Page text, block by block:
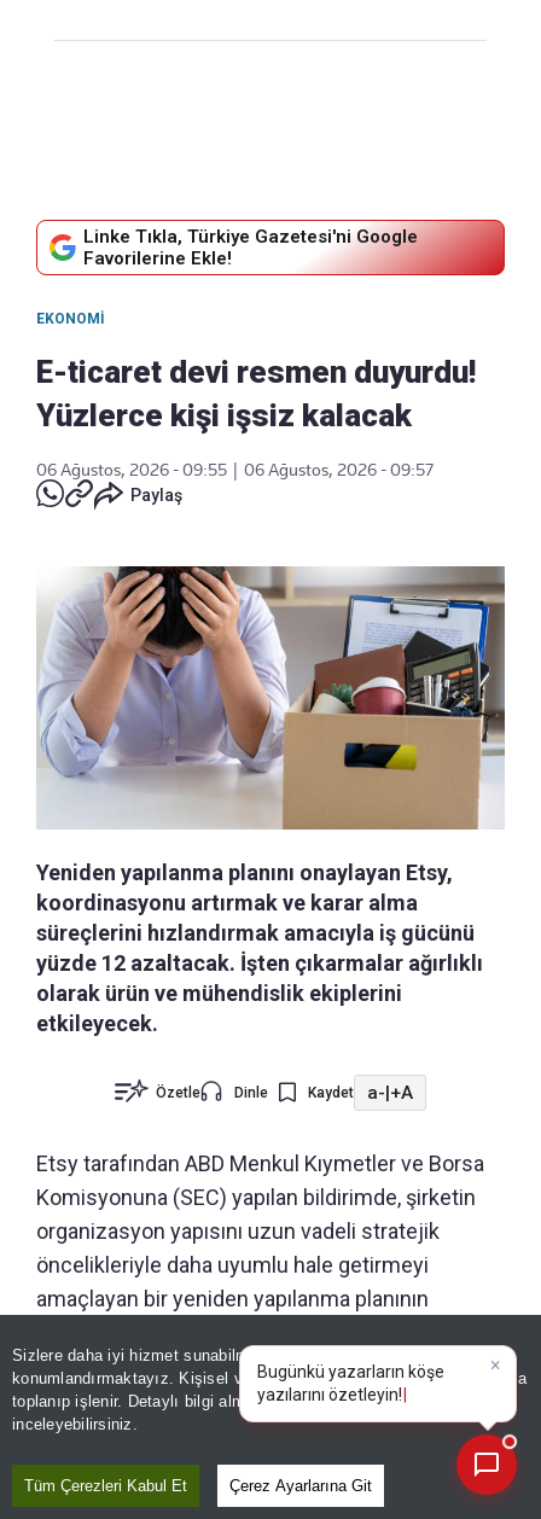
Sizlere daha iyi hizmet sunabilmek adına sitemizde
konumlandırmaktayız. Kişisel verileriniz, KVKK ve GDPR kapsamında
toplanıp işlenir. Detaylı bilgi almak içinAydınlatma Metnimizi
inceleyebilirsiniz.
Tüm Çerezleri Kabul Et Çerez Ayarlarına Git
Linke Tıkla, Türkiye Gazetesi'ni Google
Favorilerine Ekle!
EKONOMI
E-ticaret devi resmen duyurdu!
Yüzlerce kişi işsiz kalacak
06 Ağustos, 2026 - 09:55
06 Ağustos, 2026 - 09:57
Paylaş
Yeniden yapılanma planını onaylayan Etsy,
koordinasyonu artırmak ve karar alma
süreçlerini hızlandırmak amacıyla iş gücünü
yüzde 12 azaltacak. İşten çıkarmalar ağırlıklı
olarak ürün ve mühendislik ekiplerini
etkileyecek.
Özetle Dinle Kaydet a-|+A
Etsy tarafından ABD Menkul Kıymetler ve Borsa
Komisyonuna (SEC) yapılan bildirimde, şirketin
organizasyon yapısını uzun vadeli stratejik
öncelikleriyle daha uyumlu hale getirmeyi
amaçlayan bir yeniden yapılanma planının
Koordinasyonu artırmak ve karar alma süreçlerini
hızlandırmak amacıyla şirket yapısının
bildirimde, bu kapsamda iş gücünün yaklaşık
×
Bugünkü yazarların köşe
yazılarını özetleyin!